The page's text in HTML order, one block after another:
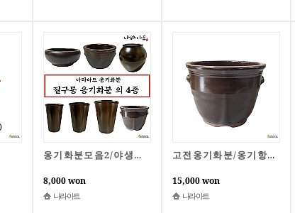
옹기화분모음2/야생화/다육/선물용/한국옹기/국산옹기/옹기화분/난화분/옹기/나라아트
8,000 won
나라아트
고전옹기화분/옹기항아리/옹기/항아리/나라아트/옹기화분/화분/국산옹기
15,000 won
나라아트